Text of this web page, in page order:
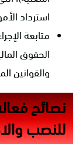
استرداد
متابعة
الحقوق
والقوانين
نصائح
للنصب